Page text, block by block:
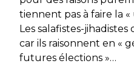
tiennent pas à faire la «
Les salafistes-
car ils raisonnent en «
futures élections »…